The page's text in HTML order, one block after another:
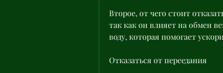
Второе, от чего стоит
так как он влияет на обмен
воду, которая помогает
Отказаться от переедания